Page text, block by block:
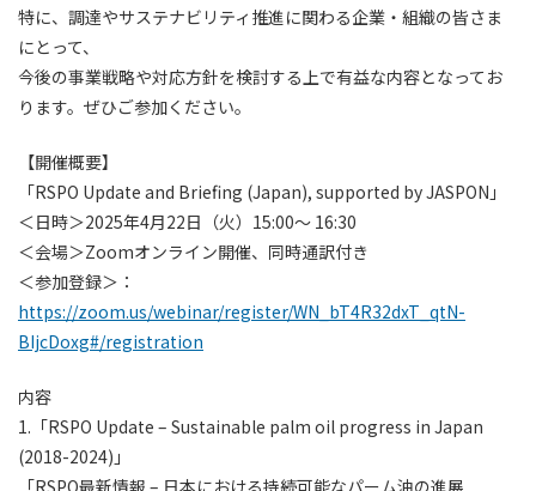
特に、調達やサステナビリティ推進に関わる企業・組織の皆さま
にとって、
今後の事業戦略や対応方針を検討する上で有益な内容となってお
ります。ぜひご参加ください。
【開催概要】
「RSPO Update and Briefing (Japan), supported by JASPON」
＜日時＞2025年4月22日（火）15:00〜 16:30
＜会場＞Zoomオンライン開催、同時通訳付き
＜参加登録＞：
https://zoom.us/webinar/register/WN_bT4R32dxT_qtN-
BIjcDoxg#/registration
内容
1.「RSPO Update – Sustainable palm oil progress in Japan
(2018-2024)」
「RSPO最新情報 – 日本における持続可能なパーム油の進展